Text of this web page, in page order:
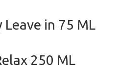
in 75 ML
250 ML